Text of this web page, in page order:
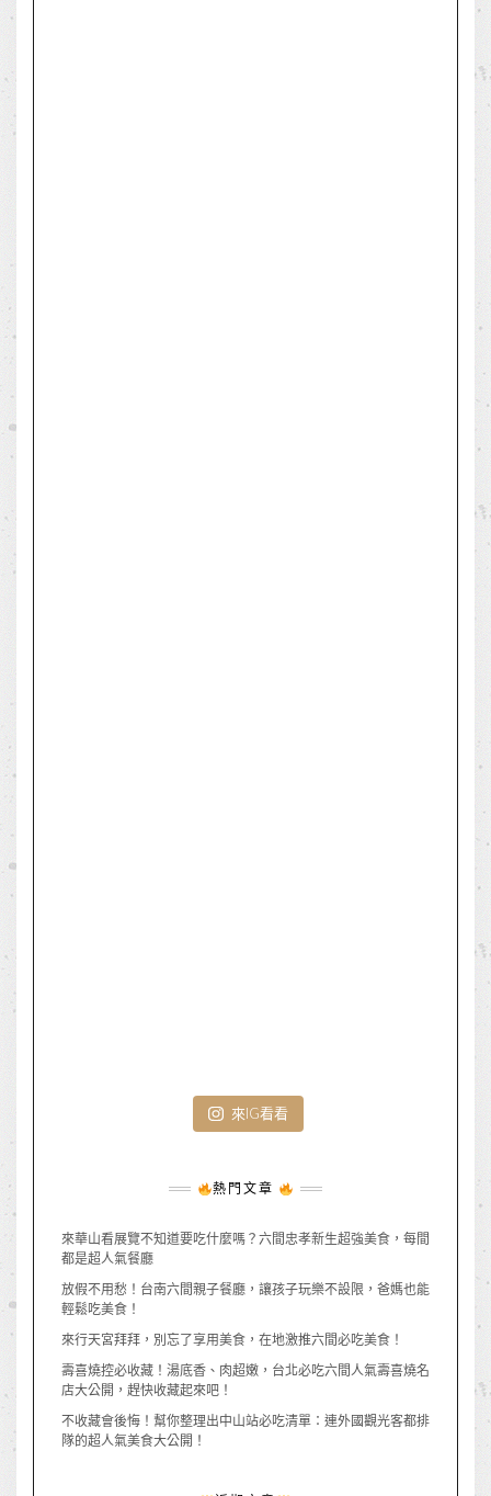
來IG看看
熱門文章
來華山看展覽不知道要吃什麼嗎？六間忠孝新生超強美食，每間
都是超人氣餐廳
放假不用愁！台南六間親子餐廳，讓孩子玩樂不設限，爸媽也能
輕鬆吃美食！
來行天宮拜拜，別忘了享用美食，在地激推六間必吃美食！
壽喜燒控必收藏！湯底香、肉超嫩，台北必吃六間人氣壽喜燒名
店大公開，趕快收藏起來吧！
不收藏會後悔！幫你整理出中山站必吃清單：連外國觀光客都排
隊的超人氣美食大公開！